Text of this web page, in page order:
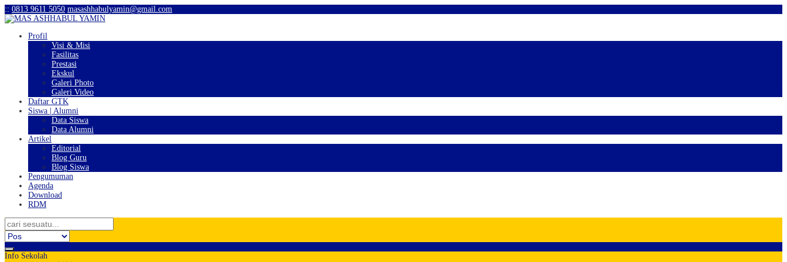
:: 0813 9611 5050 masashhabulyamin@gmail.com
Profil
Visi & Misi
Fasilitas
Prestasi
Ekskul
Galeri Photo
Galeri Video
Daftar GTK
Siswa | Alumni
Data Siswa
Data Alumni
Artikel
Editorial
Blog Guru
Blog Siswa
Pengumuman
Agenda
Download
RDM
Info Sekolah